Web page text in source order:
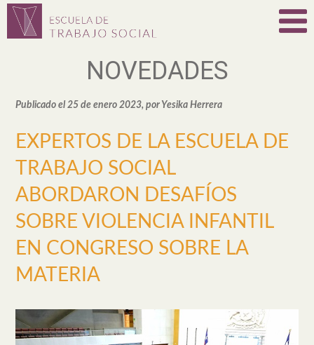
NOVEDADES
Publicado el 25 de enero 2023, por Yesika Herrera
EXPERTOS DE LA ESCUELA DE
TRABAJO SOCIAL
ABORDARON DESAFÍOS
SOBRE VIOLENCIA INFANTIL
EN CONGRESO SOBRE LA
MATERIA